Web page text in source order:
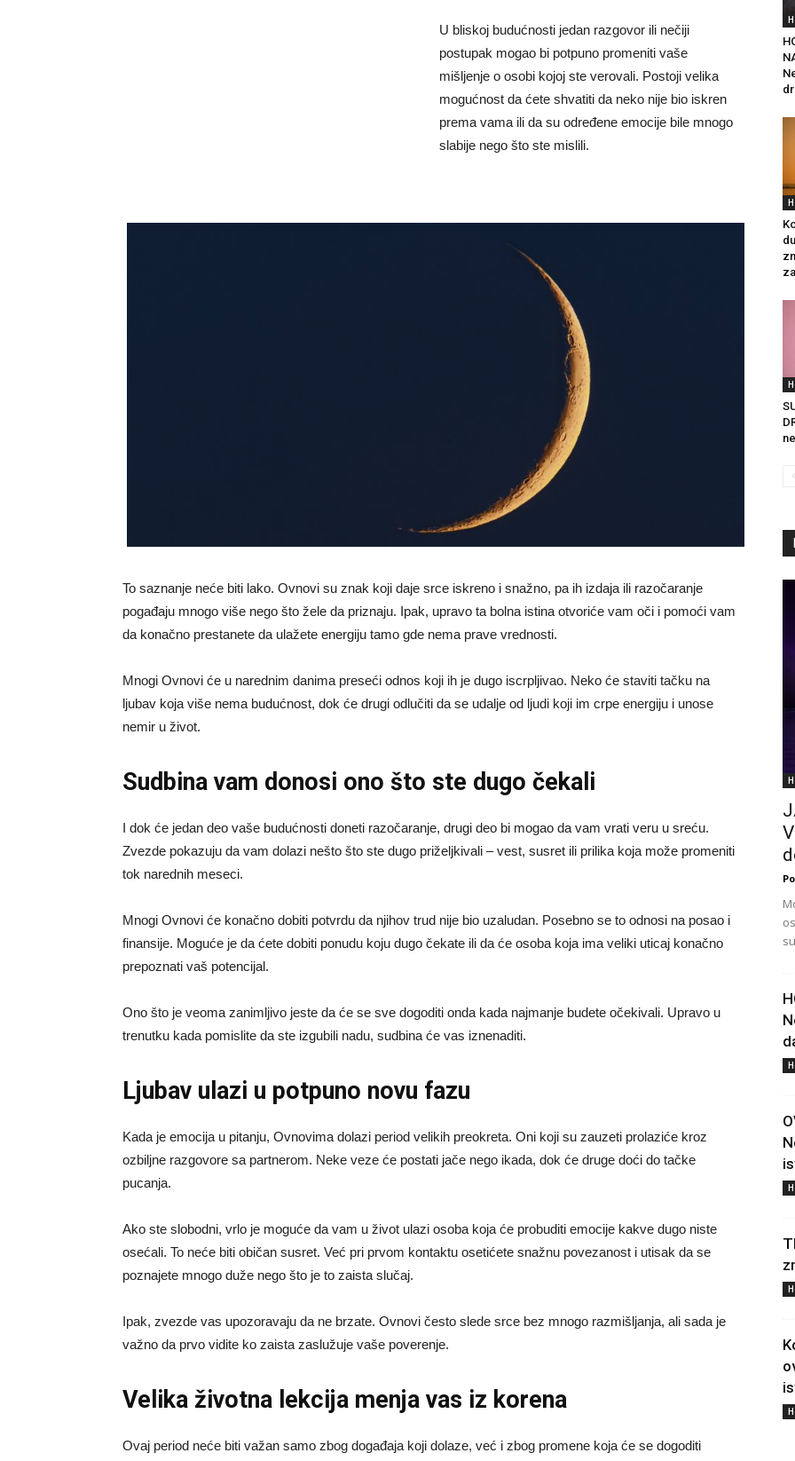
U bliskoj budućnosti jedan razgovor ili nečiji
postupak mogao bi potpuno promeniti vaše
mišljenje o osobi kojoj ste verovali. Postoji velika
mogućnost da ćete shvatiti da neko nije bio iskren
prema vama ili da su određene emocije bile mnogo
slabije nego što ste mislili.
To saznanje neće biti lako. Ovnovi su znak koji daje srce iskreno i snažno, pa ih izdaja ili razočaranje
pogađaju mnogo više nego što žele da priznaju. Ipak, upravo ta bolna istina otvoriće vam oči i pomoći vam
da konačno prestanete da ulažete energiju tamo gde nema prave vrednosti.
Mnogi Ovnovi će u narednim danima preseći odnos koji ih je dugo iscrpljivao. Neko će staviti tačku na
ljubav koja više nema budućnost, dok će drugi odlučiti da se udalje od ljudi koji im crpe energiju i unose
nemir u život.
Sudbina vam donosi ono što ste dugo čekali
I dok će jedan deo vaše budućnosti doneti razočaranje, drugi deo bi mogao da vam vrati veru u sreću.
Zvezde pokazuju da vam dolazi nešto što ste dugo priželjkivali – vest, susret ili prilika koja može promeniti
tok narednih meseci.
Mnogi Ovnovi će konačno dobiti potvrdu da njihov trud nije bio uzaludan. Posebno se to odnosi na posao i
finansije. Moguće je da ćete dobiti ponudu koju dugo čekate ili da će osoba koja ima veliki uticaj konačno
prepoznati vaš potencijal.
Ono što je veoma zanimljivo jeste da će se sve dogoditi onda kada najmanje budete očekivali. Upravo u
trenutku kada pomislite da ste izgubili nadu, sudbina će vas iznenaditi.
Ljubav ulazi u potpuno novu fazu
Kada je emocija u pitanju, Ovnovima dolazi period velikih preokreta. Oni koji su zauzeti prolaziće kroz
ozbiljne razgovore sa partnerom. Neke veze će postati jače nego ikada, dok će druge doći do tačke
pucanja.
Ako ste slobodni, vrlo je moguće da vam u život ulazi osoba koja će probuditi emocije kakve dugo niste
osećali. To neće biti običan susret. Već pri prvom kontaktu osetićete snažnu povezanost i utisak da se
poznajete mnogo duže nego što je to zaista slučaj.
Ipak, zvezde vas upozoravaju da ne brzate. Ovnovi često slede srce bez mnogo razmišljanja, ali sada je
važno da prvo vidite ko zaista zaslužuje vaše poverenje.
Velika životna lekcija menja vas iz korena
Ovaj period neće biti važan samo zbog događaja koji dolaze, već i zbog promene koja će se dogoditi